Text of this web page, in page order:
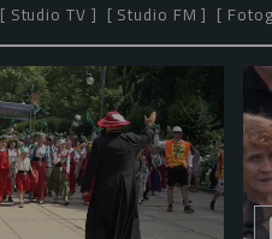
[ Studio TV ] [ Studio FM ] [